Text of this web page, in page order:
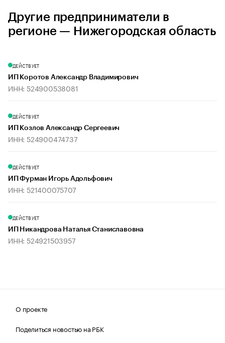
Другие предприниматели в
регионе — Нижегородская область
ДЕЙСТВУЕТ
ИП Коротов Александр Владимирович
ИНН: 524900538081
ДЕЙСТВУЕТ
ИП Козлов Александр Сергеевич
ИНН: 524900474737
ДЕЙСТВУЕТ
ИП Фурман Игорь Адольфович
ИНН: 521400075707
ДЕЙСТВУЕТ
ИП Никандрова Наталья Станиславовна
ИНН: 524921503957
О проекте
Поделиться новостью на РБК